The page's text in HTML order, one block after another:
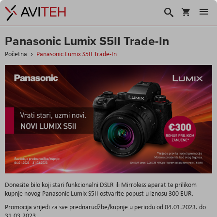
Košarica
Traži
Panasonic Lumix S5II Trade-In
Početna Panasonic Lumix S5II Trade-In
Donesite bilo koji stari funkcionalni DSLR ili Mirroless aparat te prilikom
kupnje novog Panasonic Lumix S5II ostvarite popust u iznosu 300 EUR.
Promocija vrijedi za sve prednarudžbe/kupnje u periodu od 04.01.2023. do